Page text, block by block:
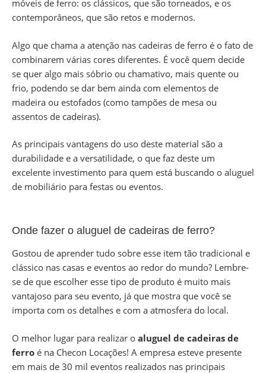
móveis de ferro: os clássicos, que são torneados, e os
contemporâneos, que são retos e modernos.
Algo que chama a atenção nas cadeiras de ferro é o fato de
combinarem várias cores diferentes. É você quem decide
se quer algo mais sóbrio ou chamativo, mais quente ou
frio, podendo se dar bem ainda com elementos de
madeira ou estofados (como tampões de mesa ou
assentos de cadeiras).
As principais vantagens do uso deste material são a
durabilidade e a versatilidade, o que faz deste um
excelente investimento para quem está buscando o aluguel
de mobiliário para festas ou eventos.
Onde fazer o aluguel de cadeiras de ferro?
Gostou de aprender tudo sobre esse item tão tradicional e
clássico nas casas e eventos ao redor do mundo? Lembre-
se de que escolher esse tipo de produto é muito mais
vantajoso para seu evento, já que mostra que você se
importa com os detalhes e com a atmosfera do local.
O melhor lugar para realizar o aluguel de cadeiras de
ferro é na Checon Locações! A empresa esteve presente
em mais de 30 mil eventos realizados nas principais